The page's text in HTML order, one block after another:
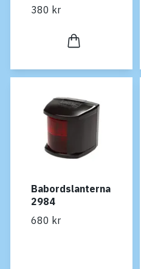
380 kr
Babordslanterna
2984
680 kr